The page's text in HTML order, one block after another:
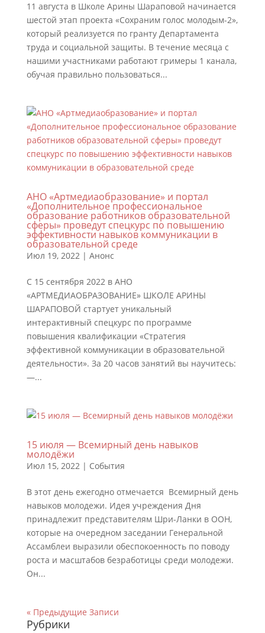
11 августа в Школе Арины Шараповой начинается
шестой этап проекта «Сохраним голос молодым-2»,
который реализуется по гранту Департамента
труда и социальной защиты. В течение месяца с
нашими участниками работают гримеры 1 канала,
обучая правильно пользоваться...
АНО «Артмедиаобразование» и портал
«Дополнительное профессиональное
образование работников образовательной
сферы» проведут спецкурс по повышению
эффективности навыков коммуникации в
образовательной среде
Июл 19, 2022| Анонс
С 15 сентября 2022 в АНО
«АРТМЕДИАОБРАЗОВАНИЕ» ШКОЛЕ АРИНЫ
ШАРАПОВОЙ стартует уникальный
интерактивный спецкурс по программе
повышения квалификации «Стратегия
эффективной коммуникации в образовательной
деятельности». За 20 часов занятий вы научитесь:
—...
15 июля — Всемирный день навыков
молодёжи
Июл 15, 2022| События
В этот день ежегодно отмечается Всемирный день
навыков молодежи. Идея учреждения Дня
принадлежит представителям Шри-Ланки в ООН,
которые на очередном заседании Генеральной
Ассамблеи выразили обеспокоенность по поводу
роста и масштабов безработицы среди молодежи.
Он...
« Предыдущие Записи
Рубрики